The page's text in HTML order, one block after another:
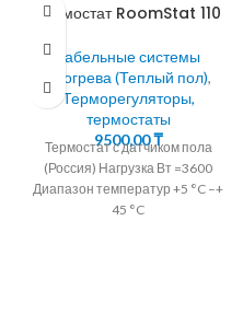
Термостат RoomStat 110
Кабельные системы
обогрева (Теплый пол),
Терморегуляторы,
термостаты
9500,00₸
Термостат с датчиком пола
(Россия) Нагрузка Вт =3600
Диапазон температур +5 °C –+
45 °C